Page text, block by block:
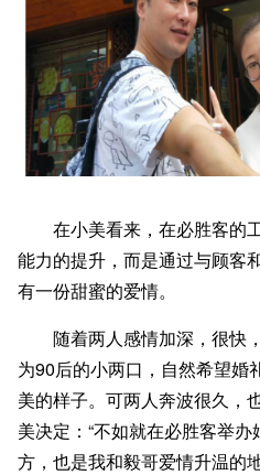
在小美看来，在必胜客的
能力的提升，而是通过与顾客
有一份甜蜜的爱情。
随着两人感情加深，很快
为90后的小两口，自然希望婚
美的样子。可两人奔波很久，
美决定：“不如就在必胜客举
方，也是我和毅哥爱情升温的